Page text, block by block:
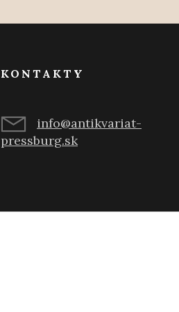
KONTAKTY
info@antikvariat-
pressburg.sk